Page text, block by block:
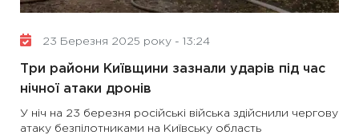
23 Березня 2025 року - 13:24
Три райони Київщини зазнали ударів під час
нічної атаки дронів
У ніч на 23 березня російські війська здійснили чергову
атаку безпілотниками на Київську область